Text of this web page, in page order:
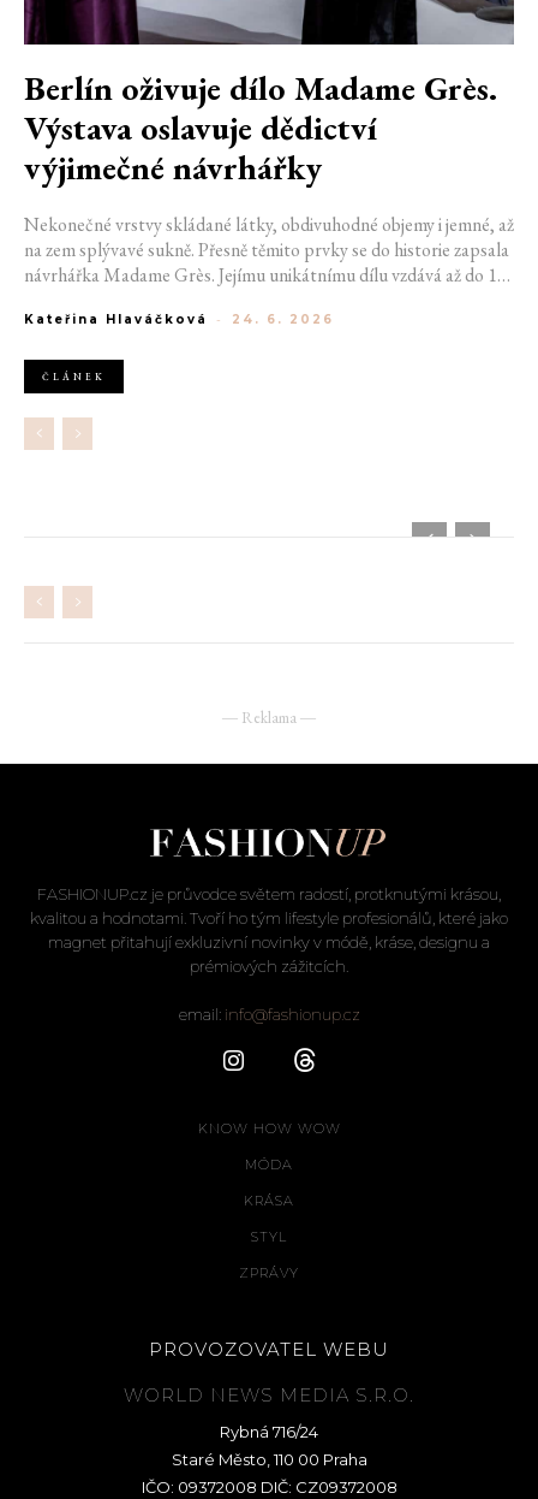
Berlín oživuje dílo Madame Grès.
Výstava oslavuje dědictví
výjimečné návrhářky
Nekonečné vrstvy skládané látky, obdivuhodné objemy i jemné, až
na zem splývavé sukně. Přesně těmito prvky se do historie zapsala
návrhářka Madame Grès. Jejímu unikátnímu dílu vzdává až do 11.
kariéry francouzské designérky a zároveň skrze tvorbu
Kateřina Hlaváčková - 24. 6. 2026
ČLÁNEK
― Reklama ―
FASHIONUP.cz je průvodce světem radostí, protknutými krásou,
kvalitou a hodnotami. Tvoří ho tým lifestyle profesionálů, které jako
magnet přitahují exkluzivní novinky v módě, kráse, designu a
prémiových zážitcích.
email: info@fashionup.cz
KNOW HOW WOW
MÓDA
KRÁSA
STYL
ZPRÁVY
PROVOZOVATEL WEBU
WORLD NEWS MEDIA S.R.O.
Rybná 716/24
Staré Město, 110 00 Praha
IČO: 09372008 DIČ: CZ09372008